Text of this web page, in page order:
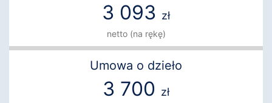
3 093 zł
netto (na rękę)
Umowa o dzieło
3 700 zł